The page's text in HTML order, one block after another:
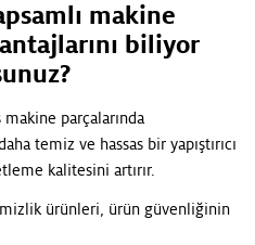
makine
biliyor
parçalarında
temiz ve hassas bir yapıştırıcı
kalitesini artırır.
ürünleri, ürün güvenliğinin